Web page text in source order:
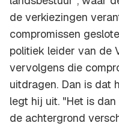
de verkiezingen
compromissen
politiek leider van de
vervolgens die
uitdragen. Dan is dat
legt hij uit. "Het is
de achtergrond